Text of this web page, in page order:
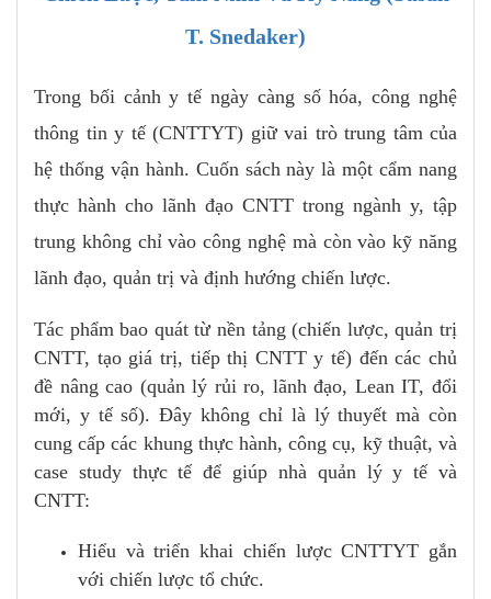
T. Snedaker)
Trong bối cảnh y tế ngày càng số hóa, công nghệ
thông tin y tế (CNTTYT) giữ vai trò trung tâm của
hệ thống vận hành. Cuốn sách này là một cẩm nang
thực hành cho lãnh đạo CNTT trong ngành y, tập
trung không chỉ vào công nghệ mà còn vào kỹ năng
lãnh đạo, quản trị và định hướng chiến lược.
Tác phẩm bao quát từ nền tảng (chiến lược, quản trị
CNTT, tạo giá trị, tiếp thị CNTT y tế) đến các chủ
đề nâng cao (quản lý rủi ro, lãnh đạo, Lean IT, đổi
mới, y tế số). Đây không chỉ là lý thuyết mà còn
cung cấp các khung thực hành, công cụ, kỹ thuật, và
case study thực tế để giúp nhà quản lý y tế và
CNTT:
Hiểu và triển khai chiến lược CNTTYT gắn
với chiến lược tổ chức.